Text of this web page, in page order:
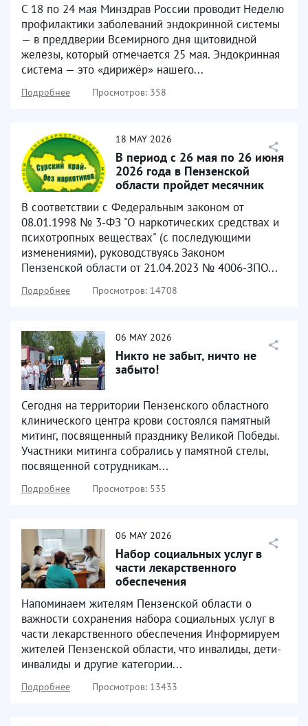
С 18 по 24 мая Минздрав России проводит Неделю
профилактики заболеваний эндокринной системы
— в преддверии Всемирного дня щитовидной
железы, который отмечается 25 мая. Эндокринная
система — это «дирижёр» нашего...
Подробнее Просмотров: 358
18 MAY 2026
В период с 26 мая по 26 июня
2026 года в Пензенской
области пройдет месячник
В соответствии с Федеральным законом от
08.01.1998 № 3-ФЗ "О наркотических средствах и
психотропных веществах" (с последующими
изменениями), руководствуясь Законом
Пензенской области от 21.04.2023 № 4006-ЗПО...
Подробнее Просмотров: 14708
06 MAY 2026
Никто не забыт, ничто не
забыто!
Сегодня на территории Пензенского областного
клинического центра крови состоялся памятный
митинг, посвященный празднику Великой Победы.
Участники митинга собрались у памятной стелы,
посвященной сотрудникам...
Подробнее Просмотров: 535
06 MAY 2026
Набор социальных услуг в
части лекарственного
обеспечения
Напоминаем жителям Пензенской области о
важности сохранения набора социальных услуг в
части лекарственного обеспечения Информируем
жителей Пензенской области, что инвалиды, дети-
инвалиды и другие категории...
Подробнее Просмотров: 13433